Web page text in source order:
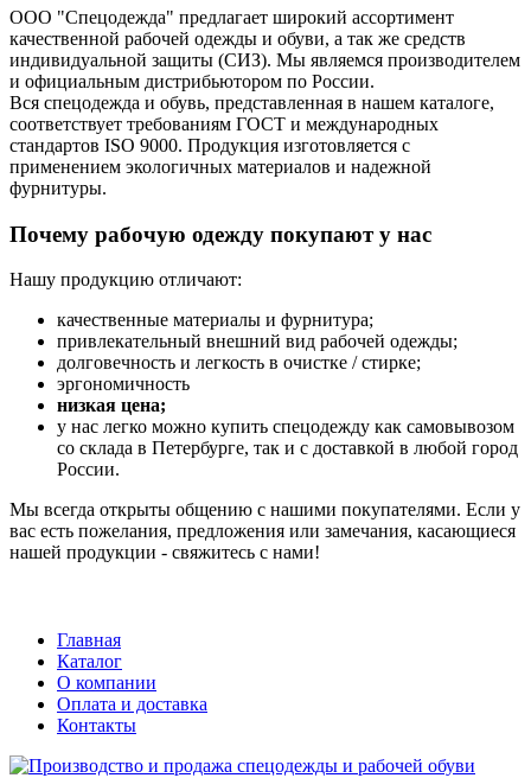
ООО "Спецодежда" предлагает широкий ассортимент
качественной рабочей одежды и обуви, а так же средств
индивидуальной защиты (СИЗ). Мы являемся производителем
и официальным дистрибьютором по России.
Вся спецодежда и обувь, представленная в нашем каталоге,
соответствует требованиям ГОСТ и международных
стандартов ISO 9000. Продукция изготовляется с
применением экологичных материалов и надежной
фурнитуры.
Почему рабочую одежду покупают у нас
Нашу продукцию отличают:
качественные материалы и фурнитура;
привлекательный внешний вид рабочей одежды;
долговечность и легкость в очистке / стирке;
эргономичность
низкая цена;
у нас легко можно купить спецодежду как самовывозом
со склада в Петербурге, так и с доставкой в любой город
России.
Мы всегда открыты общению с нашими покупателями. Если у
вас есть пожелания, предложения или замечания, касающиеся
нашей продукции - свяжитесь с нами!
Главная
Каталог
О компании
Оплата и доставка
Контакты